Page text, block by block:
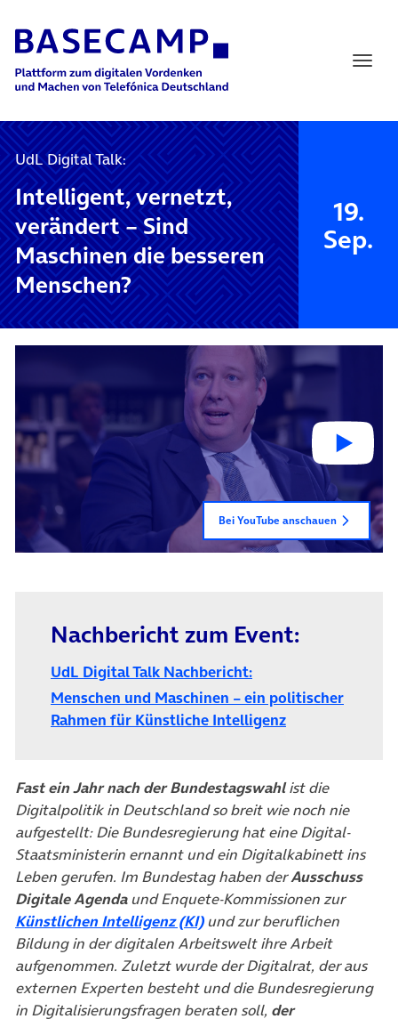
Main Navigation
UdL Digital Talk:
Intelligent, vernetzt,
verändert – Sind
Maschinen die besseren
Menschen?
19.
Sep.
Bei YouTube anschauen
Nachbericht zum Event:
UdL Digital Talk Nachbericht:
Menschen und Maschinen – ein politischer
Rahmen für Künstliche Intelligenz(öffnet in
Fast ein Jahr nach der Bundestagswahlist die
Digitalpolitik in Deutschland so breit wie noch nie
aufgestellt: Die Bundesregierung hat eine Digital-
Staatsministerin ernannt und ein Digitalkabinett ins
Leben gerufen. Im Bundestag haben derAusschuss
Digitale Agendaund Enquete-Kommissionen zur
Künstlichen Intelligenz (KI)und zur beruflichen
Bildung in der digitalen Arbeitswelt ihre Arbeit
aufgenommen. Zuletzt wurde der Digitalrat, der aus
externen Experten besteht und die Bundesregierung
in Digitalisierungsfragen beraten soll, der